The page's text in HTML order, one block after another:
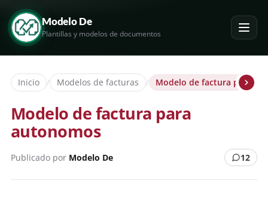
Modelo De
Plantillas y modelos de documentos
Inicio / Modelos de facturas / Modelo de factura para
Modelo de factura para
autonomos
Publicado por Modelo De 12